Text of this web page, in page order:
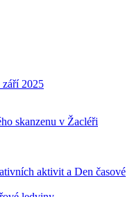
2025
skanzenu v Žacléři
aktivit a Den časové